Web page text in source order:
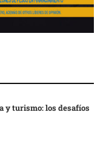
y turismo: los desafíos